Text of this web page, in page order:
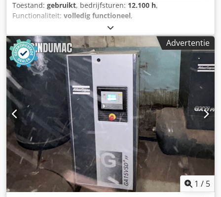
Toestand: gebruikt, bedrijfsturen: 12.100 h,
Functionaliteit: volledig functioneel,
010460
krachtige industriële compressor van het merk Atlas Copco
te koop aan. Het apparaat is gebruikt, is regelmatig door
vakmensen onderhouden en is direct inzetbaar.
Technische gegevens: Type: GA37 VSD+ FF (VSD+
technologie voor maximale energie-efficiëntie)
Cedpfxezdqz De Antjrf Bedrijfstijden: 12.100 uur Staat:
Gebruikt, zeer goed onderhouden en direct inzetbaar. De
compressor kan na voorafgaande afspraak ter plaatse in
Kiel worden bekeken en onder spanning worden getest.
Advertentie
1 / 5